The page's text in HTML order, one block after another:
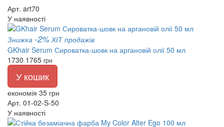
Арт. art70
У наявності
Знижка -2% ХІТ продажів
GKhair Serum Сироватка-шовк на аргановій олії 50 мл
1730 1765 грн
У кошик
економія 35 грн
Арт. 01-02-S-50
У наявності